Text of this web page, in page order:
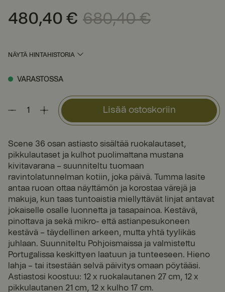
Nykyinen hinta :480,40 €Edellinen hinta
480,40 € 680,40 €
NÄYTÄ HINTAHISTORIA
VARASTOSSA
Lisää ostoskoriin
Scene 36 osan astiasto sisältää ruokalautaset,
pikkulautaset ja kulhot puolimattana mustana
kivitavarana – suunniteltu tuomaan
ravintolatunnelman kotiin, joka päivä. Tumma lasite
antaa ruoan ottaa näyttämön ja korostaa värejä ja
makuja, kun taas tuntoaistia miellyttävät linjat antavat
jokaiselle osalle luonnetta ja tasapainoa. Kestävä,
pinottava ja sekä mikro- että astianpesukoneen
kestävä – täydellinen arkeen, mutta yhtä tyylikäs
juhlaan. Suunniteltu Pohjoismaissa ja valmistettu
Portugalissa keskittyen laatuun ja tunteeseen. Hieno
lahja – tai itsestään selvä päivitys omaan pöytääsi.
Astiastosi koostuu: 12 x ruokalautanen 27 cm, 12 x
pikkulautanen 21 cm, 12 x kulho 17 cm.